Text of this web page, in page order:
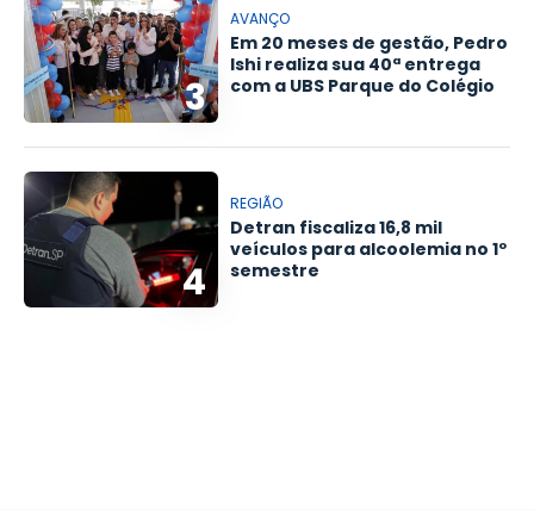
3
AVANÇO
Em 20 meses de gestão, Pedro
Ishi realiza sua 40ª entrega
com a UBS Parque do Colégio
4
REGIÃO
Detran fiscaliza 16,8 mil
veículos para alcoolemia no 1º
semestre